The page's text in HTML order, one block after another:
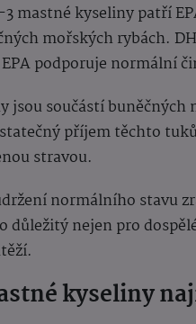
mastné kyseliny patří
mořských rybách.
podporuje normální
jsou součástí buněčných
příjem těchto
stravou.
normálního stavu
nejen pro
kyseliny